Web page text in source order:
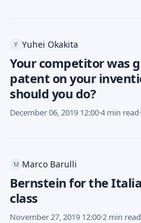
Y Yuhei Okakita
Your competitor was
patent on your
should you do?
December 06, 2019 12:00·4 min read·
M Marco Barulli
Bernstein for the
class
November 27, 2019 12:00·2 min read